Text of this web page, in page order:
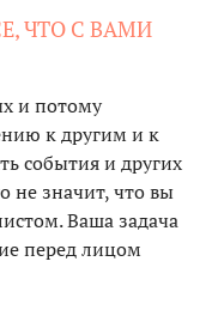
ЧТО С ВАМИ
и потому
к другим и к
события и других
не значит, что вы
Ваша задача
перед лицом